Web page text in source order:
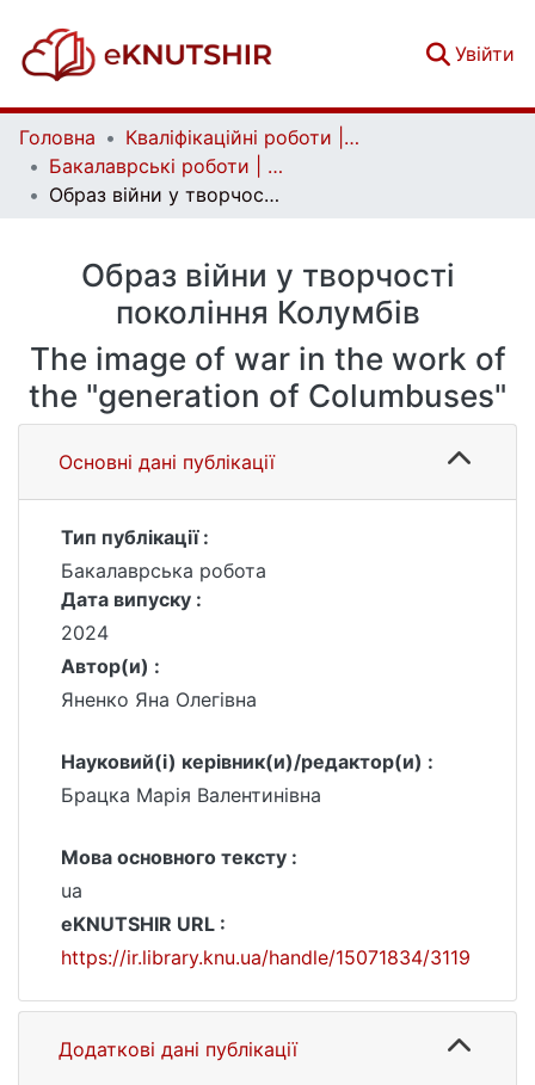
Увійти
Головна
Кваліфікаційні роботи | Qualifying works
Бакалаврські роботи | Bachelor theses
Образ війни у творчості покоління Колумбів
Образ війни у творчості
покоління Колумбів
The image of war in the work of
the "generation of Columbuses"
Основні дані публікації
Тип публікації :
Бакалаврська робота
Дата випуску :
2024
Автор(и) :
Яненко Яна Олегівна
Науковий(і) керівник(и)/редактор(и) :
Брацка Марія Валентинівна
Мова основного тексту :
ua
eKNUTSHIR URL :
https://ir.library.knu.ua/handle/15071834/3119
Додаткові дані публікації